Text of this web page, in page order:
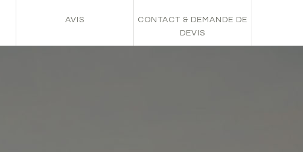
AVIS
CONTACT & DEMANDE DE
DEVIS